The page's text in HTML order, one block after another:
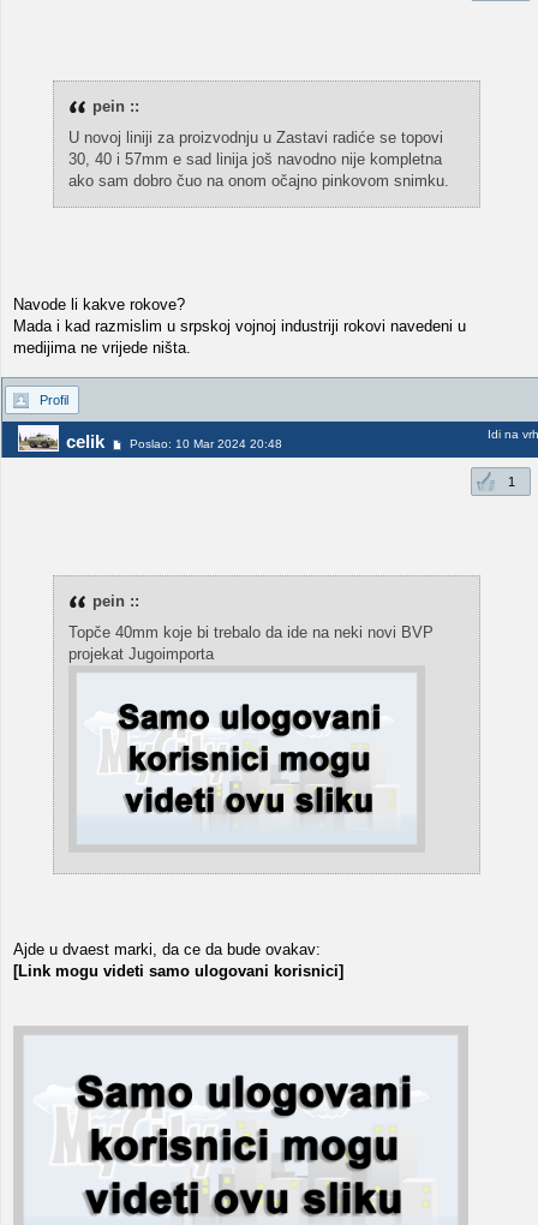
pein ::
U novoj liniji za proizvodnju u Zastavi radiće se topovi
30, 40 i 57mm e sad linija još navodno nije kompletna
ako sam dobro čuo na onom očajno pinkovom snimku.
Navode li kakve rokove?
Mada i kad razmislim u srpskoj vojnoj industriji rokovi navedeni u
medijima ne vrijede ništa.
Profil
celik Poslao: 10 Mar 2024 20:48
Idi na vrh
1
pein ::
Topče 40mm koje bi trebalo da ide na neki novi BVP
projekat Jugoimporta
Ajde u dvaest marki, da ce da bude ovakav:
[Link mogu videti samo ulogovani korisnici]